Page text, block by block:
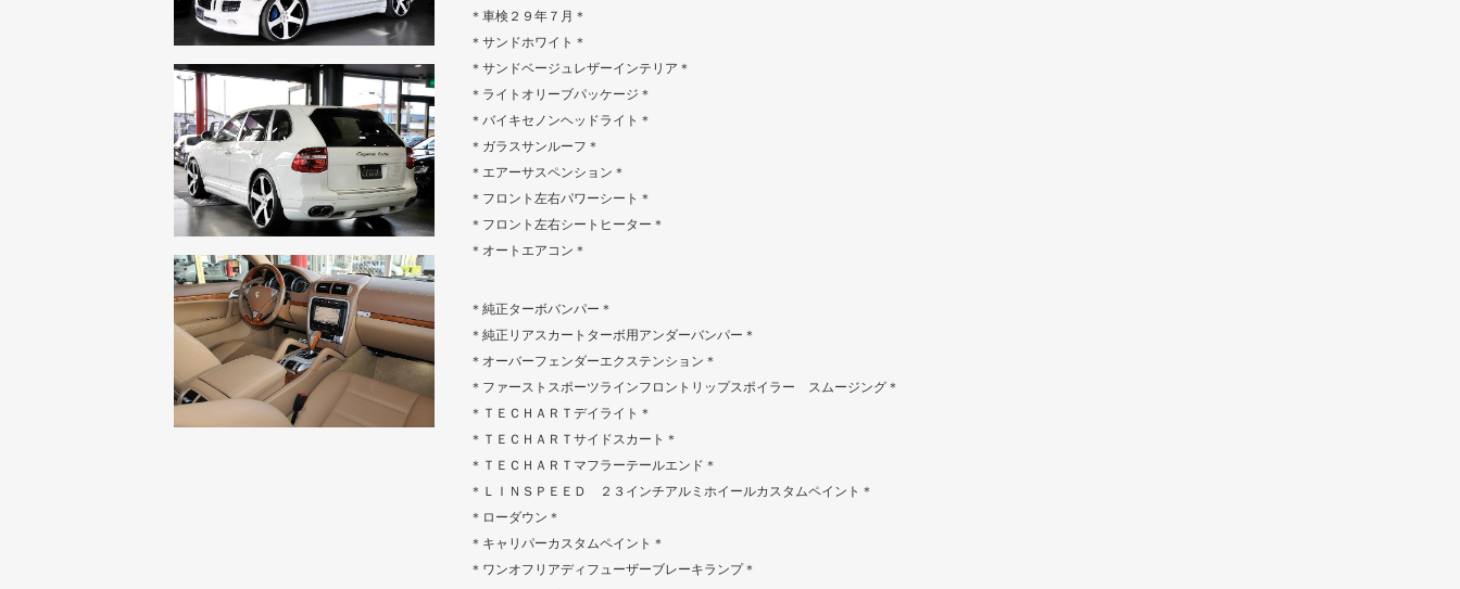
＊車検２９年７月＊
＊サンドホワイト＊
＊サンドベージュレザーインテリア＊
＊ライトオリーブパッケージ＊
＊バイキセノンヘッドライト＊
＊ガラスサンルーフ＊
＊エアーサスペンション＊
＊フロント左右パワーシート＊
＊フロント左右シートヒーター＊
＊オートエアコン＊
＊純正ターボバンパー＊
＊純正リアスカートターボ用アンダーバンパー＊
＊オーバーフェンダーエクステンション＊
＊ファーストスポーツラインフロントリップスポイラー スムージング＊
＊ＴＥＣＨＡＲＴデイライト＊
＊ＴＥＣＨＡＲＴサイドスカート＊
＊ＴＥＣＨＡＲＴマフラーテールエンド＊
＊ＬＩＮＳＰＥＥＤ ２３インチアルミホイールカスタムペイント＊
＊ローダウン＊
＊キャリパーカスタムペイント＊
＊ワンオフリアディフューザーブレーキランプ＊